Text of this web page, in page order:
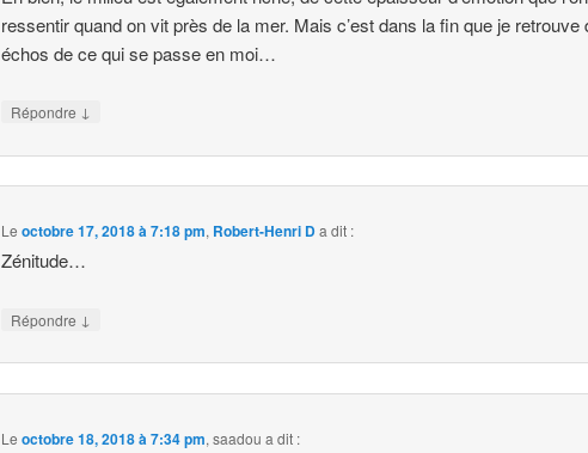
ressentir quand on vit près de la mer. Mais c’est dans la fin que je retrouve
échos de ce qui se passe en moi…
Répondre ↓
Leoctobre 17, 2018 à 7:18 pm, Robert-Henri Da dit :
Zénitude…
Répondre ↓
Leoctobre 18, 2018 à 7:34 pm,saadou a dit :